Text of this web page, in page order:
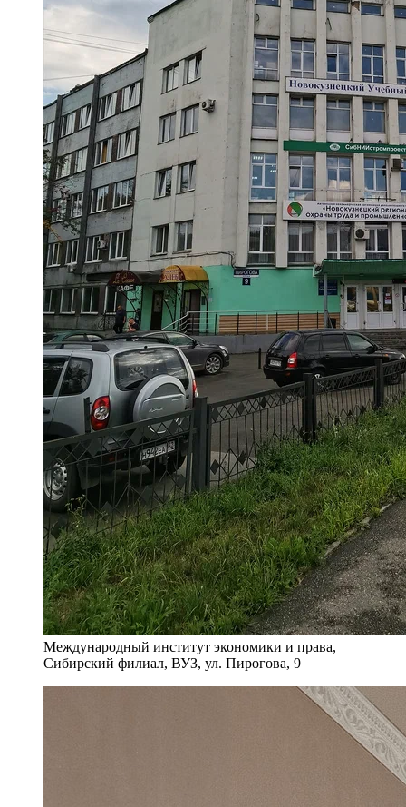
Международный институт экономики и права,
Сибирский филиал, ВУЗ, ул. Пирогова, 9